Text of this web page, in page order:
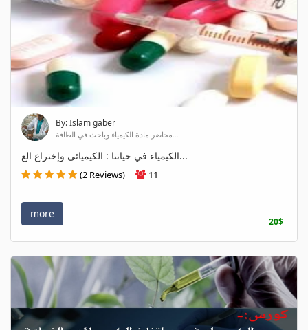
By: Islam gaber
محاضر مادة الكيمياء وباحث في الطاقة...
الكيمياء في حياتنا : الكيميائى وإختراع الع...
(2 Reviews) 11
more
20$